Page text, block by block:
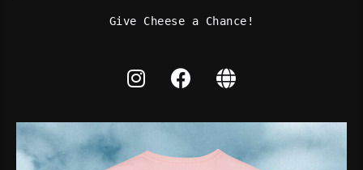
Give Cheese a Chance!